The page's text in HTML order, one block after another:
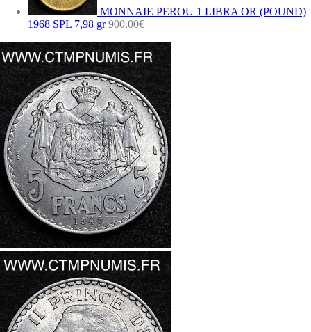
MONNAIE PEROU 1 LIBRA OR (POUND)
1968 SPL 7,98 gr 900.00€